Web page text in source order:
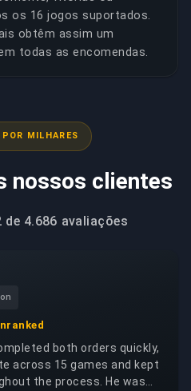
os 16 jogos suportados.
obtêm assim um
todas as encomendas.
MILHARES
nossos clientes
de 4.686 avaliações
both orders quickly,
across 15 games and kept
the process. He was